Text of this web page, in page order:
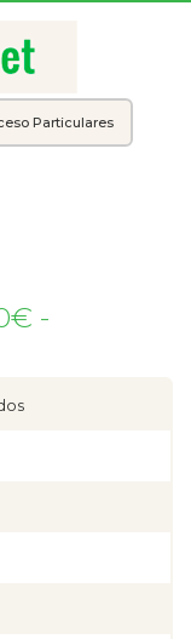
Particulares
-